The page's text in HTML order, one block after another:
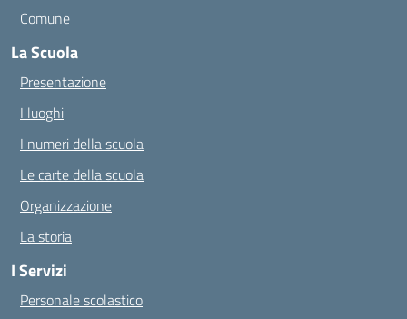
Comune
La Scuola
Presentazione
I luoghi
I numeri della scuola
Le carte della scuola
Organizzazione
La storia
I Servizi
Personale scolastico